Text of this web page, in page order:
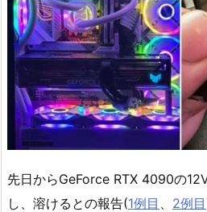
先日からGeForce RTX 4090の
し、溶けるとの報告(1例目 2例目